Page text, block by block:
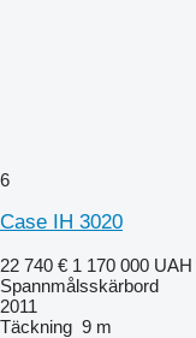
6
Case IH 3020
22 740 € 1 170 000 UAH
Spannmålsskärbord
2011
Täckning 9 m